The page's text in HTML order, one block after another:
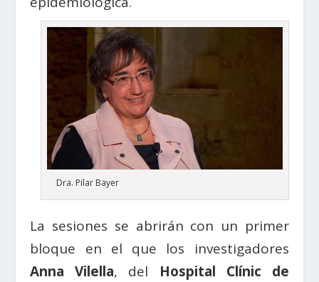
Dra. Pilar Bayer
La sesiones se abrirán con un primer
bloque en el que los investigadores
Anna Vilella, del Hospital Clínic de